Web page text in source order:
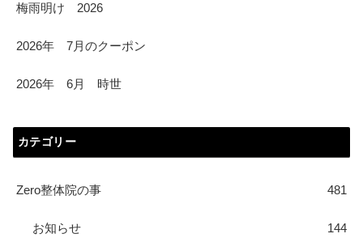
梅雨明け 2026
2026年 7月のクーポン
2026年 6月 時世
カテゴリー
Zero整体院の事 481
お知らせ 144